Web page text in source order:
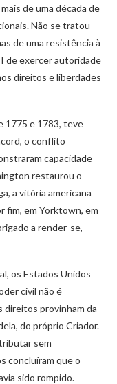
de uma década de
Não se tratou
de uma resistência à
de exercer autoridade
direitos e liberdades
1775 e 1783, teve
o conflito
capacidade
restaurou o
a vitória americana
fim, em Yorktown, em
a render-se,
os Estados Unidos
civil não é
direitos provinham da
do próprio Criador.
sem
concluíram que o
sido rompido.